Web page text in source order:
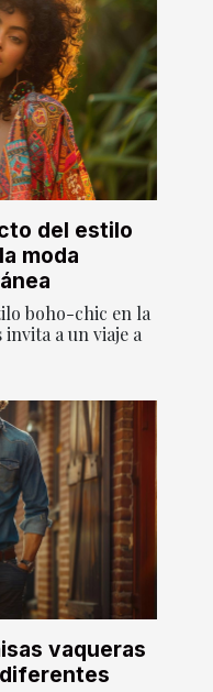
del estilo
moda
boho-chic en la
a un viaje a
vaqueras